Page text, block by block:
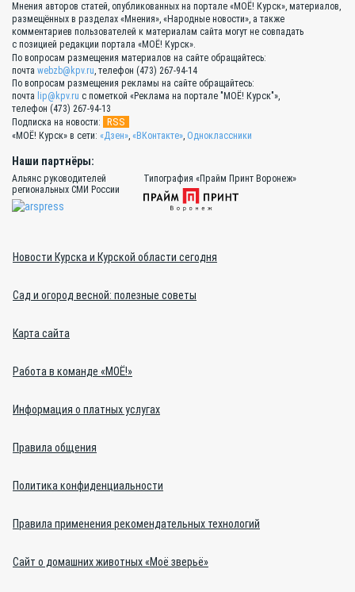
Мнения авторов статей, опубликованных на портале «МОЁ! Курск», материалов,
размещённых в разделах «Мнения», «Народные новости», а также
комментариев пользователей к материалам сайта могут не совпадать
с позицией редакции портала «МОЁ! Курск».
По вопросам размещения материалов на сайте обращайтесь:
почта webzb@kpv.ru, телефон (473) 267-94-14
По вопросам размещения рекламы на сайте обращайтесь:
почта lip@kpv.ru с пометкой «Реклама на портале "МОЁ! Курск"»,
телефон (473) 267-94-13
Подписка на новости:
RSS
«МОЁ! Курск» в сети: «Дзен», «ВКонтакте», Одноклассники
Наши партнёры:
Альянс руководителей
региональных СМИ России
Типография «Прайм Принт Воронеж»
Новости Курска и Курской области сегодня
Сад и огород весной: полезные советы
Карта сайта
Работа в команде «МОЁ!»
Информация о платных услугах
Правила общения
Политика конфиденциальности
Правила применения рекомендательных технологий
Сайт о домашних животных «Моё зверьё»